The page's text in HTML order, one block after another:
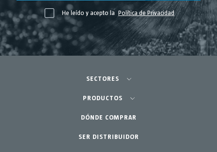
He leído y acepto la Política de Privacidad
SECTORES
Agricultura-Huerta
Huerto urbano-GreenCity
Jardinería profesional
PRODUCTOS
Pulverizadores
Accesorios
DÓNDE COMPRAR
SER DISTRIBUIDOR